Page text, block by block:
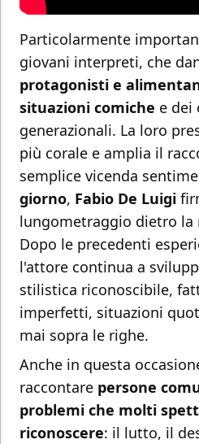
Particolarmente
giovani interpreti, che
protagonisti e
situazioni comiche e dei
generazionali. La loro
più corale e amplia il
semplice vicenda
giorno, Fabio De Luigi
lungometraggio dietro la
Dopo le precedenti
l'attore continua a
stilistica riconoscibile,
imperfetti, situazioni
mai sopra le righe.
Anche in questa
raccontare persone
problemi che molti
riconoscere: il lutto, il